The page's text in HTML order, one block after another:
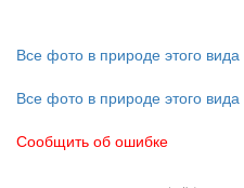
Все фото в природе этого вида
Все фото в природе этого вида
Сообщить об ошибке